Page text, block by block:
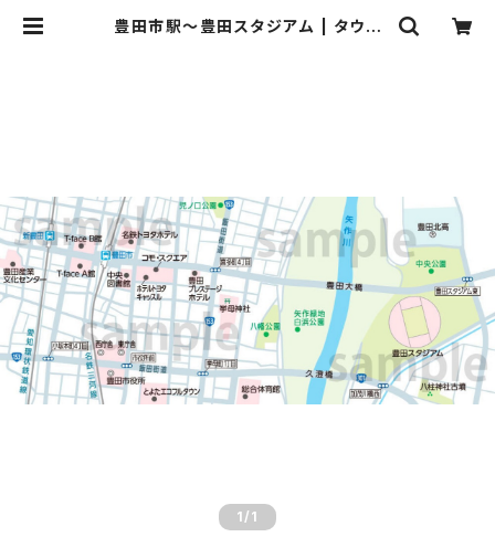
豊田市駅〜豊田スタジアム | タウン
1 /1